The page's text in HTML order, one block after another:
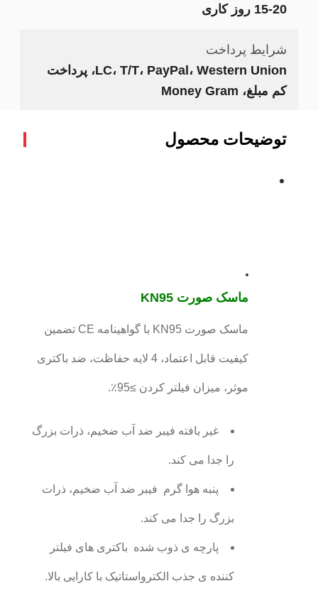
15-20 روز کاری
شرایط پرداخت
LC، T/T، PayPal، Western Union، پرداخت
کم مبلغ، Money Gram
توضیحات محصول
ماسک صورت KN95
ماسک صورت KN95 با گواهینامه CE تضمین
کیفیت قابل اعتماد، 4 لایه حفاظت، ضد باکتری
موثر، میزان فیلتر کردن ≥95٪.
غیر بافته فیبر ضد آب ضخیم، ذرات بزرگ
را جدا می کند.
پنبه هوا گرم ️ فیبر ضد آب ضخیم، ذرات
بزرگ را جدا می کند.
پارچه ی ذوب شده ️ باکتری های فیلتر
کننده ی جذب الکترواستاتیک با کارایی بالا.